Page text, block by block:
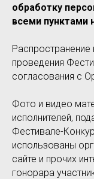
обработку
всеми пунктами
Распространение
проведения
согласования с
Фото и видео
исполнителей,
Фестивале-
использованы
сайте и прочих
гонорара